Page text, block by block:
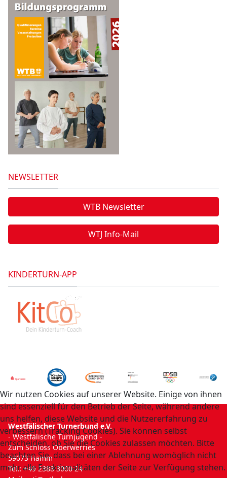
NEWSLETTER
WTB Newsletter
WTJ Info-Mail
KINDERTURN-APP
Westfälischer Turnerbund e.V.
- Westfälische Turnjugend -
Zum Schloss Oberwerries
59073 Hamm
Tel.: +49 2388 3000 24
Wir nutzen Cookies auf unserer Website. Einige von ihnen
sind essenziell für den Betrieb der Seite, während andere
uns helfen, diese Website und die Nutzererfahrung zu
verbessern (Tracking Cookies). Sie können selbst
entscheiden, ob Sie die Cookies zulassen möchten. Bitte
beachten Sie, dass bei einer Ablehnung womöglich nicht
mehr alle Funktionalitäten der Seite zur Verfügung stehen.